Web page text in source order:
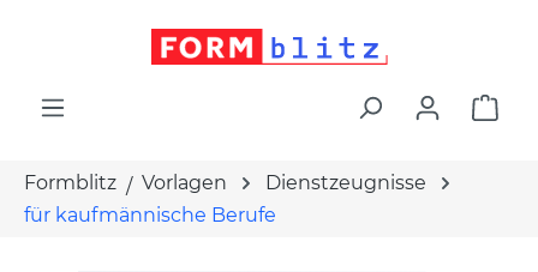
Formblitz Vorlagen
Dienstzeugnisse
für kaufmännische Berufe